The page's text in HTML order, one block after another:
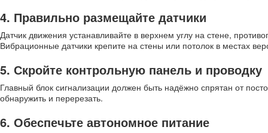
4. Правильно размещайте датчики
Датчик движения устанавливайте в верхнем углу на стене,
Вибрационные датчики крепите на стены или потолок в местах
5. Скройте контрольную панель и проводку
Главный блок сигнализации должен быть надёжно спрятан от
обнаружить и перерезать.
6. Обеспечьте автономное питание